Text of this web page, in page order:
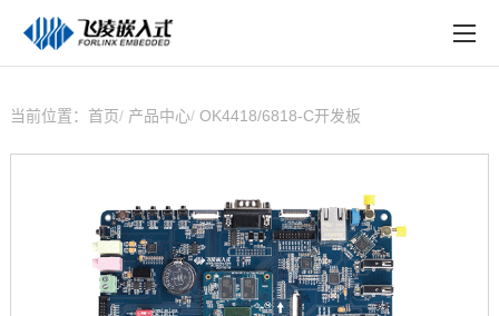
在线文档
方案定制
在线购买
当前位置： 首页 产品中心 OK4418/6818-C开发板